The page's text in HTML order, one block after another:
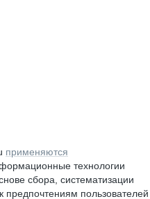
применяются
технологии
сбора, систематизации
предпочтениям пользователей